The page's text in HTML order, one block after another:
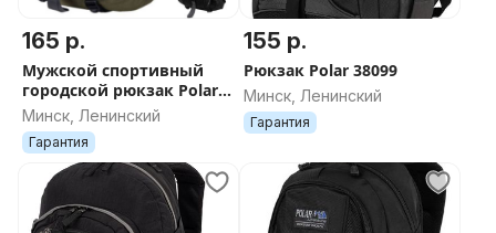
165 р.
Мужской спортивный
городской рюкзак Polar
П955 (черный, синий,
серый, хаки, красный)
новый ДОСТАВКА
Минск, Ленинский
Гарантия
155 р.
Рюкзак Polar 38099
Минск, Ленинский
Гарантия